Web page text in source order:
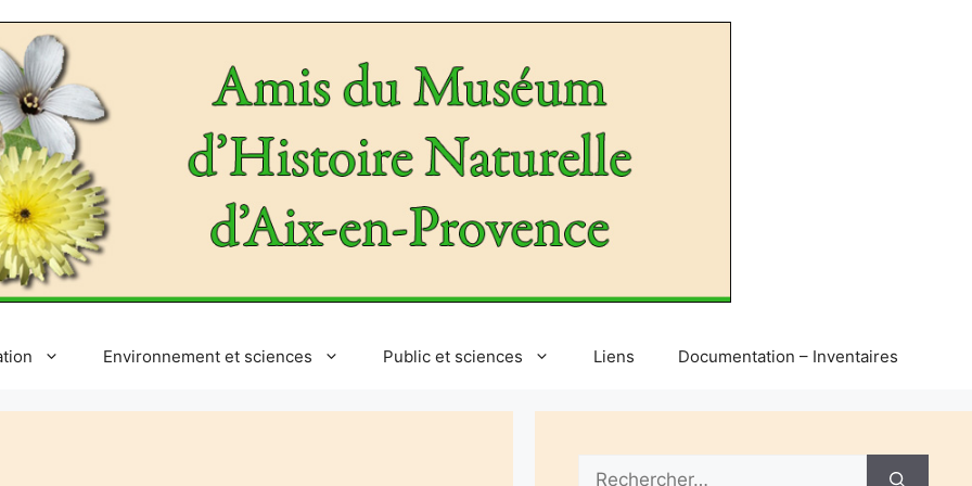
Environnement et sciences Public et sciences Liens Documentation – Inventaires
Rechercher :